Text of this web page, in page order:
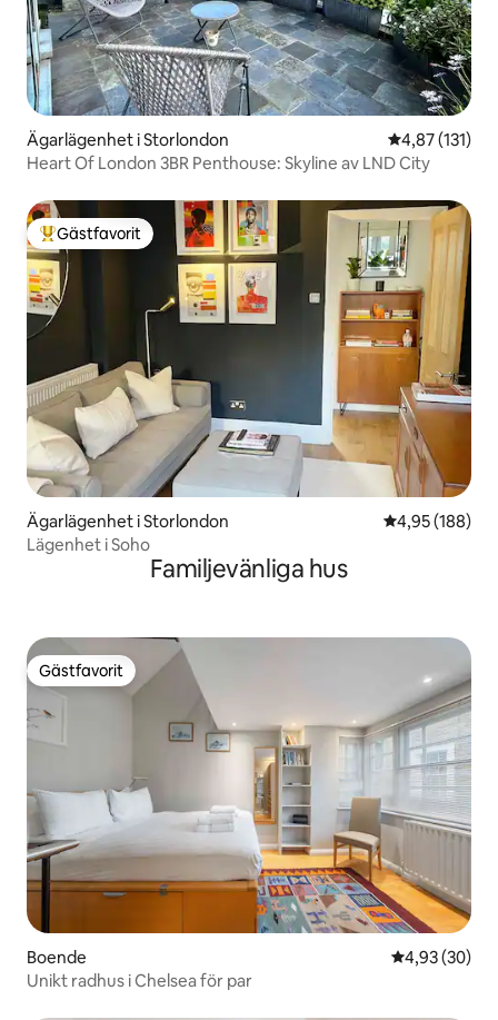
Ägarlägenhet i Storlondon 4,87 av 5 i
4,87 (131)
Heart Of London 3BR Penthouse: Skyline av LND City
Populär gästfavorit
Gästfavorit
Ägarlägenhet i Storlondon 4,95 av 5 i
4,95 (188)
Lägenhet i Soho
Familjevänliga hus
Gästfavorit
Gästfavorit
Boende 4,93 av 5 i
4,93 (30)
Unikt radhus i Chelsea för par